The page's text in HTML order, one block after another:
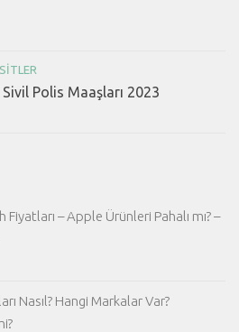
Polis Maaşları 2023
– Apple Ürünleri Pahalı mı? –
Nasıl? Hangi Markalar Var?